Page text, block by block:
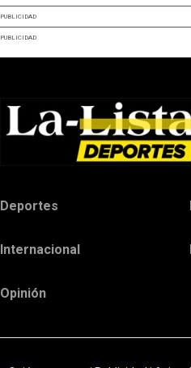
PUBLICIDAD
PUBLICIDAD
Deportes
Internacional
Opinión